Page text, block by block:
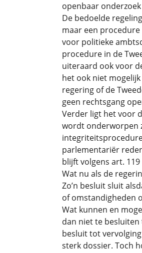
openbaar
De bedoelde
maar een
voor politieke
procedure in de
uiteraard ook voor
het ook niet
regering of de
geen rechtsgang
Verder ligt het voor
wordt onderworpen
parlementariër
blijft volgens art.
Wat nu als de
Zo’n besluit sluit
of omstandigheden
Wat kunnen en
dan niet te
besluit tot
sterk dossier. Toch